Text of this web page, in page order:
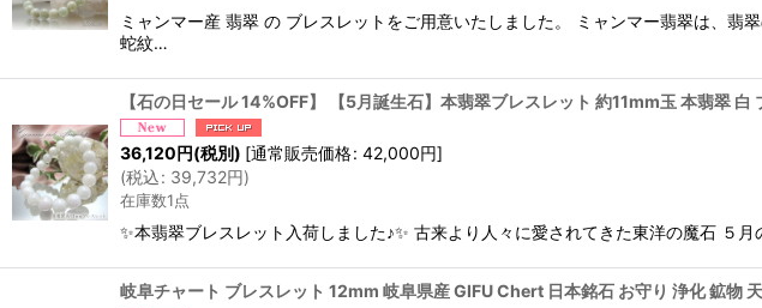
ミャンマー産 翡翠 の ブレスレットをご用意いたしました。 ミャンマー翡翠は、
蛇紋…
【石の日セール 14%OFF】 【5月誕生石】本翡翠ブレスレット 約11mm玉 本翡翠
36,120円(税別) [通常販売価格: 42,000円]
(税込: 39,732円)
在庫数1点
✨本翡翠ブレスレット入荷しました♪✨ 古来より人々に愛されてきた東洋の魔石 ５
岐阜チャート ブレスレット 12mm 岐阜県産 GIFU Chert 日本銘石 お守り 浄化 鉱物